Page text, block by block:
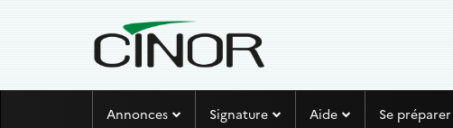
Annonces Signature Aide Se